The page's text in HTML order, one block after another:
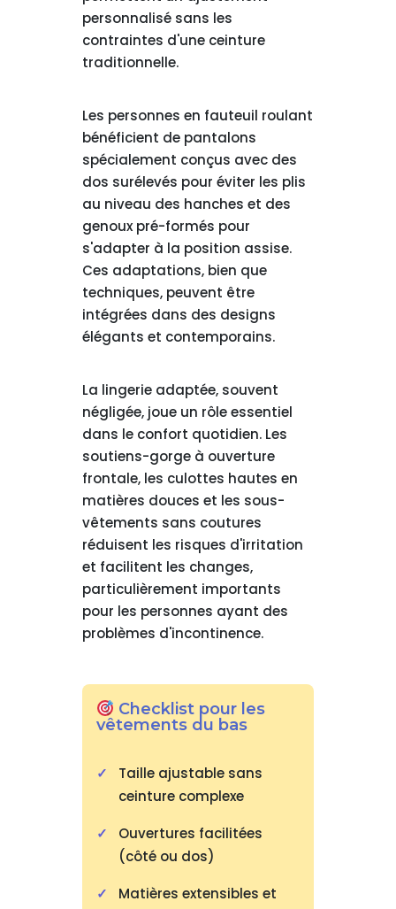
personnalisé sans les
contraintes d'une ceinture
traditionnelle.
Les personnes en fauteuil roulant
bénéficient de pantalons
spécialement conçus avec des
dos surélevés pour éviter les plis
au niveau des hanches et des
genoux pré-formés pour
s'adapter à la position assise.
Ces adaptations, bien que
techniques, peuvent être
intégrées dans des designs
élégants et contemporains.
La lingerie adaptée, souvent
négligée, joue un rôle essentiel
dans le confort quotidien. Les
soutiens-gorge à ouverture
frontale, les culottes hautes en
matières douces et les sous-
vêtements sans coutures
réduisent les risques d'irritation
et facilitent les changes,
particulièrement importants
pour les personnes ayant des
problèmes d'incontinence.
Checklist pour les
vêtements du bas
Taille ajustable sans
ceinture complexe
Ouvertures facilitées
(côté ou dos)
Matières extensibles et